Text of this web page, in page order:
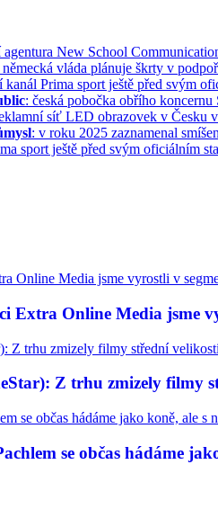
New School
německá vláda plánuje škrty v
Prima sport ještě před svým
: česká pobočka obřího
síť LED obrazovek v Česku
: v roku 2025 zaznamenal
sport ještě před svým oficiálním
Extra Online Media jsme
Z trhu zmizely filmy
se občas hádáme